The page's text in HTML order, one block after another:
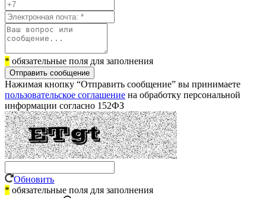
* обязательные поля для заполнения
Отправить сообщение
Нажимая кнопку “Отправить сообщение” вы принимаете
пользовательское соглашение на обработку персональной
информации согласно 152ФЗ
Обновить
* обязательные поля для заполнения